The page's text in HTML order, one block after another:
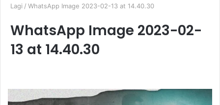
Lagi / WhatsApp Image 2023-02-13 at 14.40.30
WhatsApp Image 2023-02-
13 at 14.40.30